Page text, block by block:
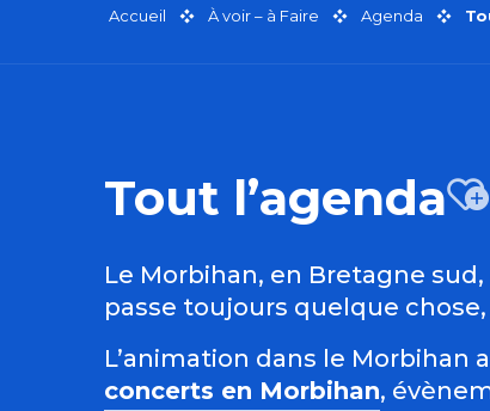
Accueil À voir – à Faire Agenda
Tout l’agenda
Le Morbihan, en Bretagne
passe toujours quelque
L’animation dans le Morbihan
concerts en Morbihan,